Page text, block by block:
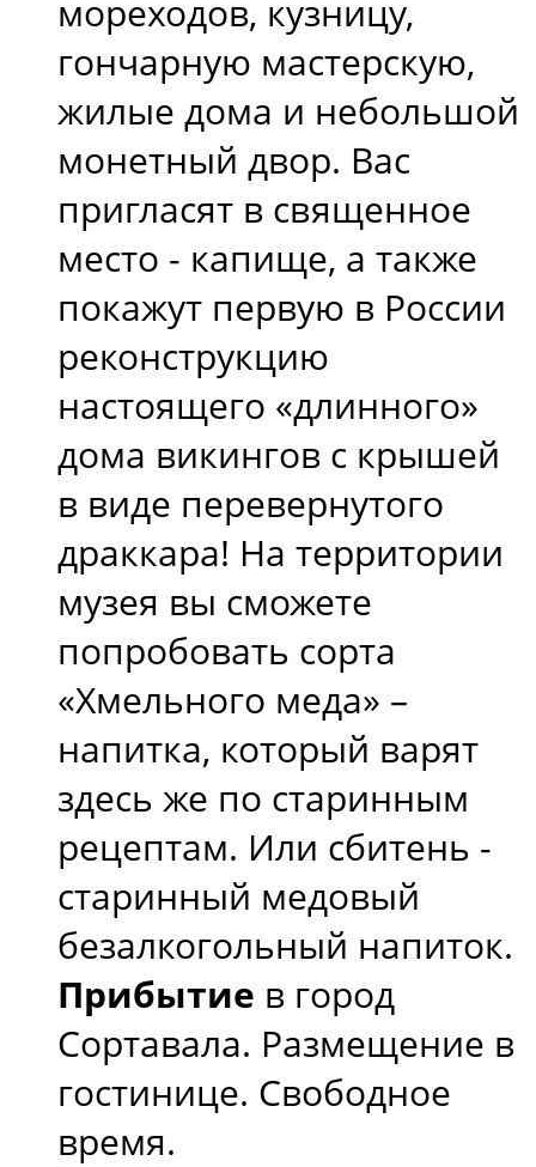
мореходов, кузницу,
гончарную мастерскую,
жилые дома и небольшой
монетный двор. Вас
пригласят в священное
место - капище, а также
покажут первую в России
реконструкцию
настоящего «длинного»
дома викингов с крышей
в виде перевернутого
драккара! На территории
музея вы сможете
попробовать сорта
«Хмельного меда» –
напитка, который варят
здесь же по старинным
рецептам. Или сбитень -
старинный медовый
безалкогольный напиток.
Прибытие в город
Сортавала. Размещение в
гостинице. Свободное
время.